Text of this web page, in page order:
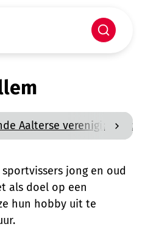
Zoeken
scroll
Aalterse verenigingen en
jong en oud
als doel op een
hun hobby uit te